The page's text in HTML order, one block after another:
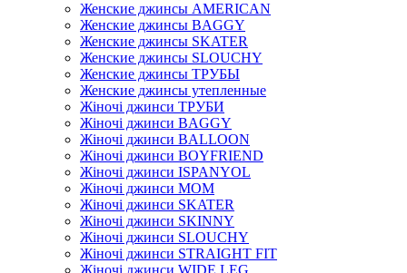
Женские джинсы AMERICAN
Женские джинсы BAGGY
Женские джинсы SKATER
Женские джинсы SLOUCHY
Женские джинсы ТРУБЫ
Женские джинсы утепленные
Жіночі джинси ТРУБИ
Жіночі джинси BAGGY
Жіночі джинси BALLOON
Жіночі джинси BOYFRIEND
Жіночі джинси ISPANYOL
Жіночі джинси МОМ
Жіночі джинси SKATER
Жіночі джинси SKINNY
Жіночі джинси SLOUCHY
Жіночі джинси STRAIGHT FIT
Жіночі джинси WIDE LEG